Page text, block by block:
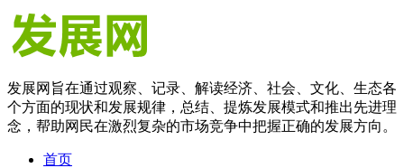
发展网旨在通过观察、记录、解读经济、社会、文化、生态各
个方面的现状和发展规律，总结、提炼发展模式和推出先进理
念，帮助网民在激烈复杂的市场竞争中把握正确的发展方向。
首页